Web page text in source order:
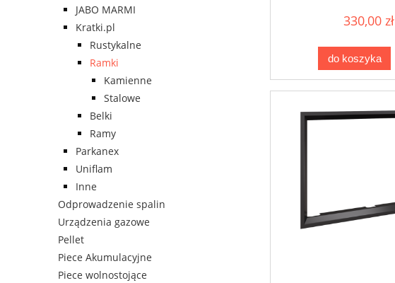
JABO MARMI
Kratki.pl
Rustykalne
Ramki
Kamienne
Stalowe
Belki
Ramy
Parkanex
Uniflam
Inne
Odprowadzenie spalin
Urządzenia gazowe
Pellet
Piece Akumulacyjne
Piece wolnostojące
330,00 zł
do koszyka